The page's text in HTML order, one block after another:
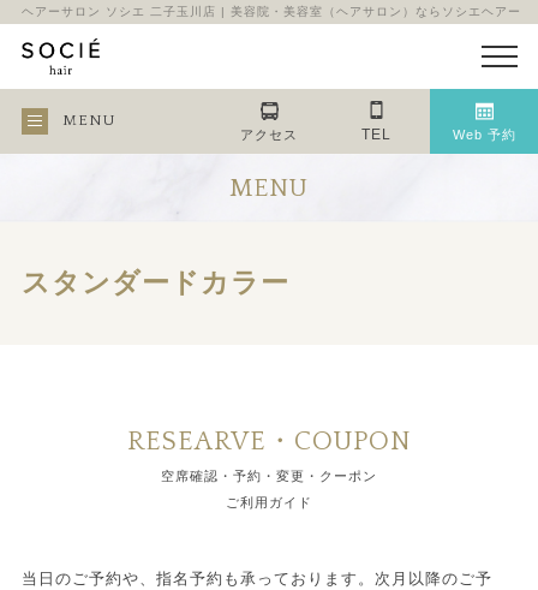
ヘアーサロン ソシエ 二子玉川店 | 美容院・美容室（ヘアサロン）ならソシエヘアー
MENU
アクセス TEL Web 予約
MENU
スタンダードカラー
RESEARVE・COUPON
空席確認・予約・変更・クーポン
ご利用ガイド
当日のご予約や、指名予約も承っております。次月以降のご予